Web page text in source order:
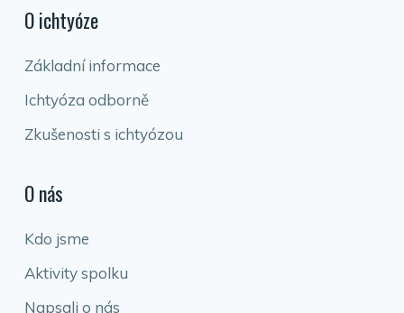
O ichtyóze
Základní informace
Ichtyóza odborně
Zkušenosti s ichtyózou
O nás
Kdo jsme
Aktivity spolku
Napsali o nás